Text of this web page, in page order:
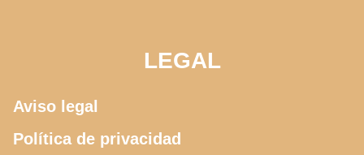
LEGAL
Aviso legal
Política de privacidad